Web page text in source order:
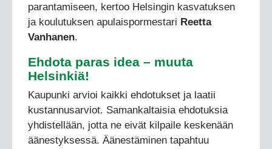
parantamiseen, kertoo Helsingin kasvatuksen
ja koulutuksen apulaispormestari Reetta
Vanhanen.
Ehdota paras idea – muuta
Helsinkiä!
Kaupunki arvioi kaikki ehdotukset ja laatii
kustannusarviot. Samankaltaisia ehdotuksia
yhdistellään, jotta ne eivät kilpaile keskenään
äänestyksessä. Äänestäminen tapahtuu